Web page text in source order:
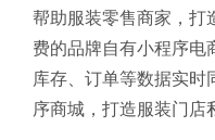
帮助服装零售商家，打
费的品牌自有小程序电
库存、订单等数据实时
序商城，打造服装门店